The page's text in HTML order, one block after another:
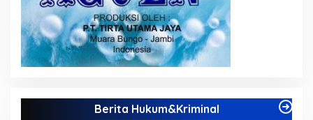
Berita Hukum&Kriminal